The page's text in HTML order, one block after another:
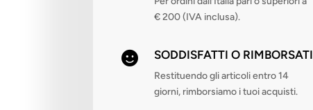
€ 200 (IVA inclusa).
 SODDISFATTI O RIMBORSATI
Restituendo gli articoli entro 14
giorni, rimborsiamo i tuoi acquisti.